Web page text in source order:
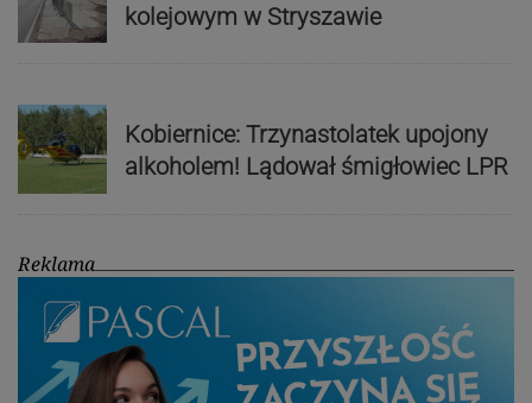
kolejowym w Stryszawie
Kobiernice: Trzynastolatek upojony
alkoholem! Lądował śmigłowiec LPR
Reklama